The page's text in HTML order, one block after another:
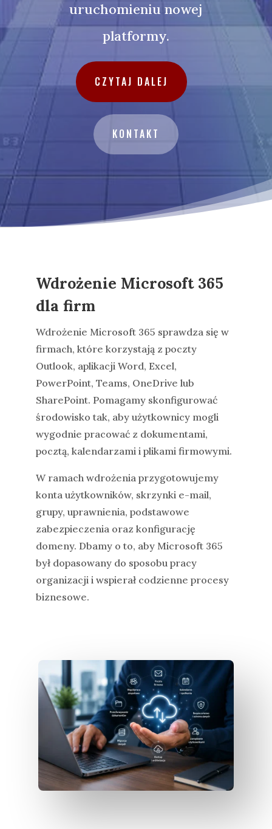
uruchomieniu nowej
platformy.
CZYTAJ DALEJ
KONTAKT
Wdrożenie Microsoft 365
dla firm
Wdrożenie Microsoft 365 sprawdza się w
firmach, które korzystają z poczty
Outlook, aplikacji Word, Excel,
PowerPoint, Teams, OneDrive lub
SharePoint. Pomagamy skonfigurować
środowisko tak, aby użytkownicy mogli
wygodnie pracować z dokumentami,
pocztą, kalendarzami i plikami firmowymi.
W ramach wdrożenia przygotowujemy
konta użytkowników, skrzynki e-mail,
grupy, uprawnienia, podstawowe
zabezpieczenia oraz konfigurację
domeny. Dbamy o to, aby Microsoft 365
był dopasowany do sposobu pracy
organizacji i wspierał codzienne procesy
biznesowe.